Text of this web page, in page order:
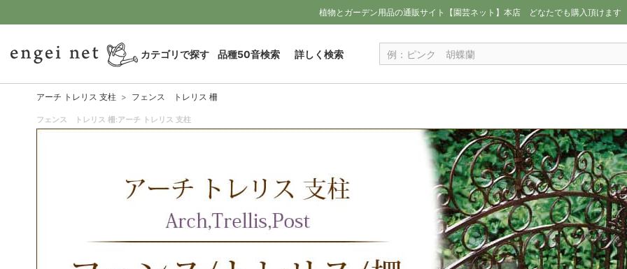
植物とガーデン用品の通販サイト【園芸ネット】本店 どなたでも購入頂けます
カテゴリで探す 品種50音検索 詳しく検索
アーチ トレリス 支柱 フェンス トレリス 柵
フェンス トレリス 柵:アーチ トレリス 支柱